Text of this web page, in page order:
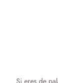
Si eres de